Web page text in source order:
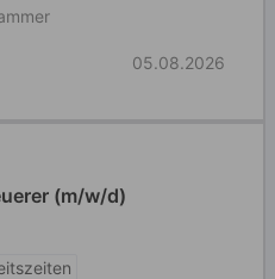
05.08.2026
(m/w/d)